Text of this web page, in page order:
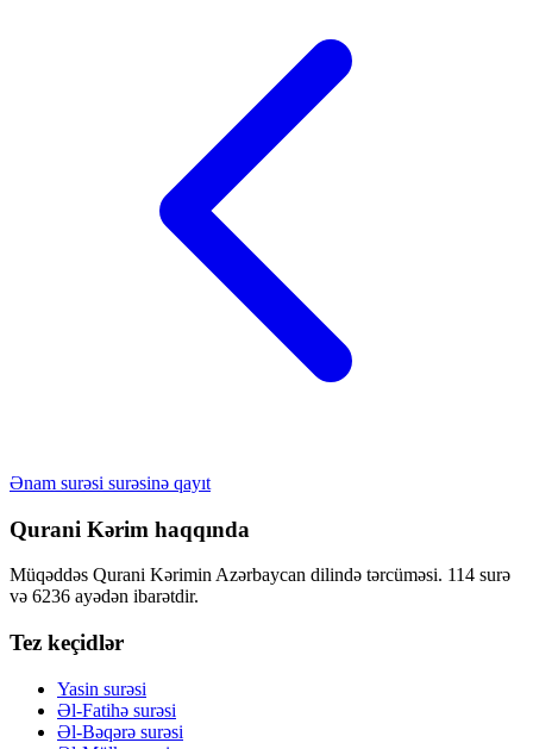
Ənam surəsi surəsinə qayıt
Qurani Kərim haqqında
Müqəddəs Qurani Kərimin Azərbaycan dilində tərcüməsi. 114 surə
və 6236 ayədən ibarətdir.
Tez keçidlər
Yasin surəsi
Əl-Fatihə surəsi
Əl-Bəqərə surəsi